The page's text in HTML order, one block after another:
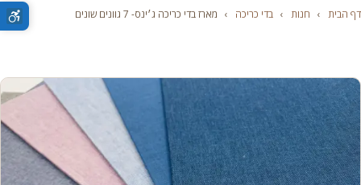
דף הבית › חנות › בדי כריכה › מארז בדי כריכה ג׳ינס- 7 גוונים שונים